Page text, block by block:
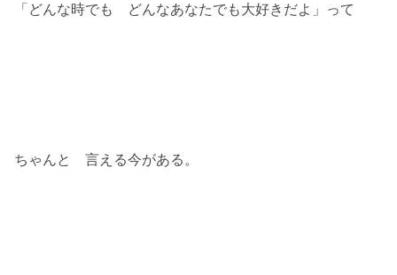
「どんな時でも どんなあなたでも大好きだよ」って
ちゃんと 言える今がある。